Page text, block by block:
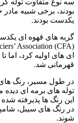
سه نوع متفاوت توله‌
بودند، برخی شبیه
یکدست بودند.
قهرمانی شد.
در طول مسیر، رنگ‌
توله‌ های برمه‌ ای
این رنگ‌ ها پذیرفته
در رنگ‌ های سیبل،
شوند.